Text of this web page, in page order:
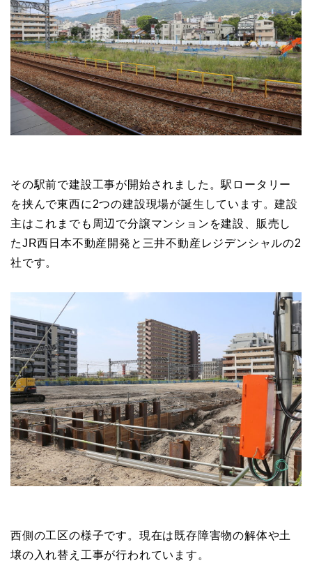
その駅前で建設工事が開始されました。駅ロータリー
を挟んで東西に2つの建設現場が誕生しています。建設
主はこれまでも周辺で分譲マンションを建設、販売し
たJR西日本不動産開発と三井不動産レジデンシャルの2
社です。
西側の工区の様子です。現在は既存障害物の解体や土
壌の入れ替え工事が行われています。